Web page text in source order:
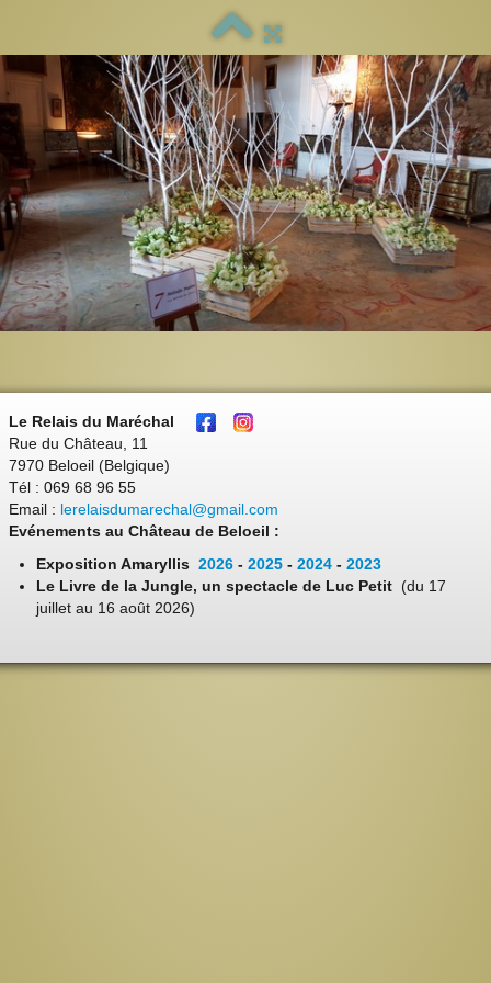
Le Relais du Maréchal
Rue du Château, 11
7970 Beloeil (Belgique)
Tél : 069 68 96 55
Email : lerelaisdumarechal@gmail.com
Evénements au Château de Beloeil :
Exposition Amaryllis 2026 - 2025 - 2024 - 2023
Le Livre de la Jungle, un spectacle de Luc Petit (du 17
juillet au 16 août 2026)